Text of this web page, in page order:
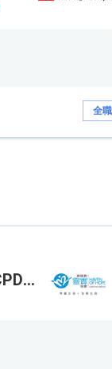
全職
司機 (編號：HCST/CPD/CTE)